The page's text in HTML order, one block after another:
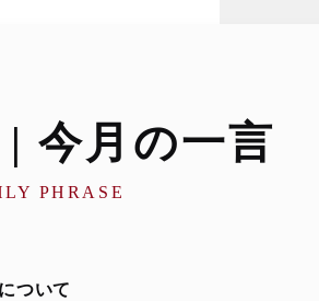
今月の一言
PHRASE
ついて